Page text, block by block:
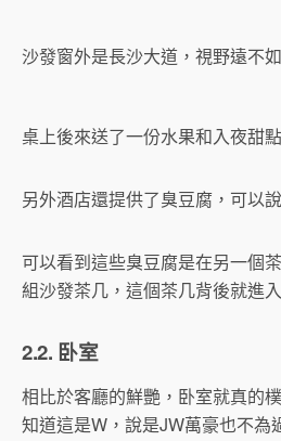
沙發窗外是長沙大道，視野遠不如
桌上後來送了一份水果和入夜甜
另外酒店還提供了臭豆腐，可以
可以看到這些臭豆腐是在另一個
組沙發茶几，這個茶几背後就進
2.2. 卧室
相比於客廳的鮮艷，卧室就真的
知道這是W，說是JW萬豪也不為